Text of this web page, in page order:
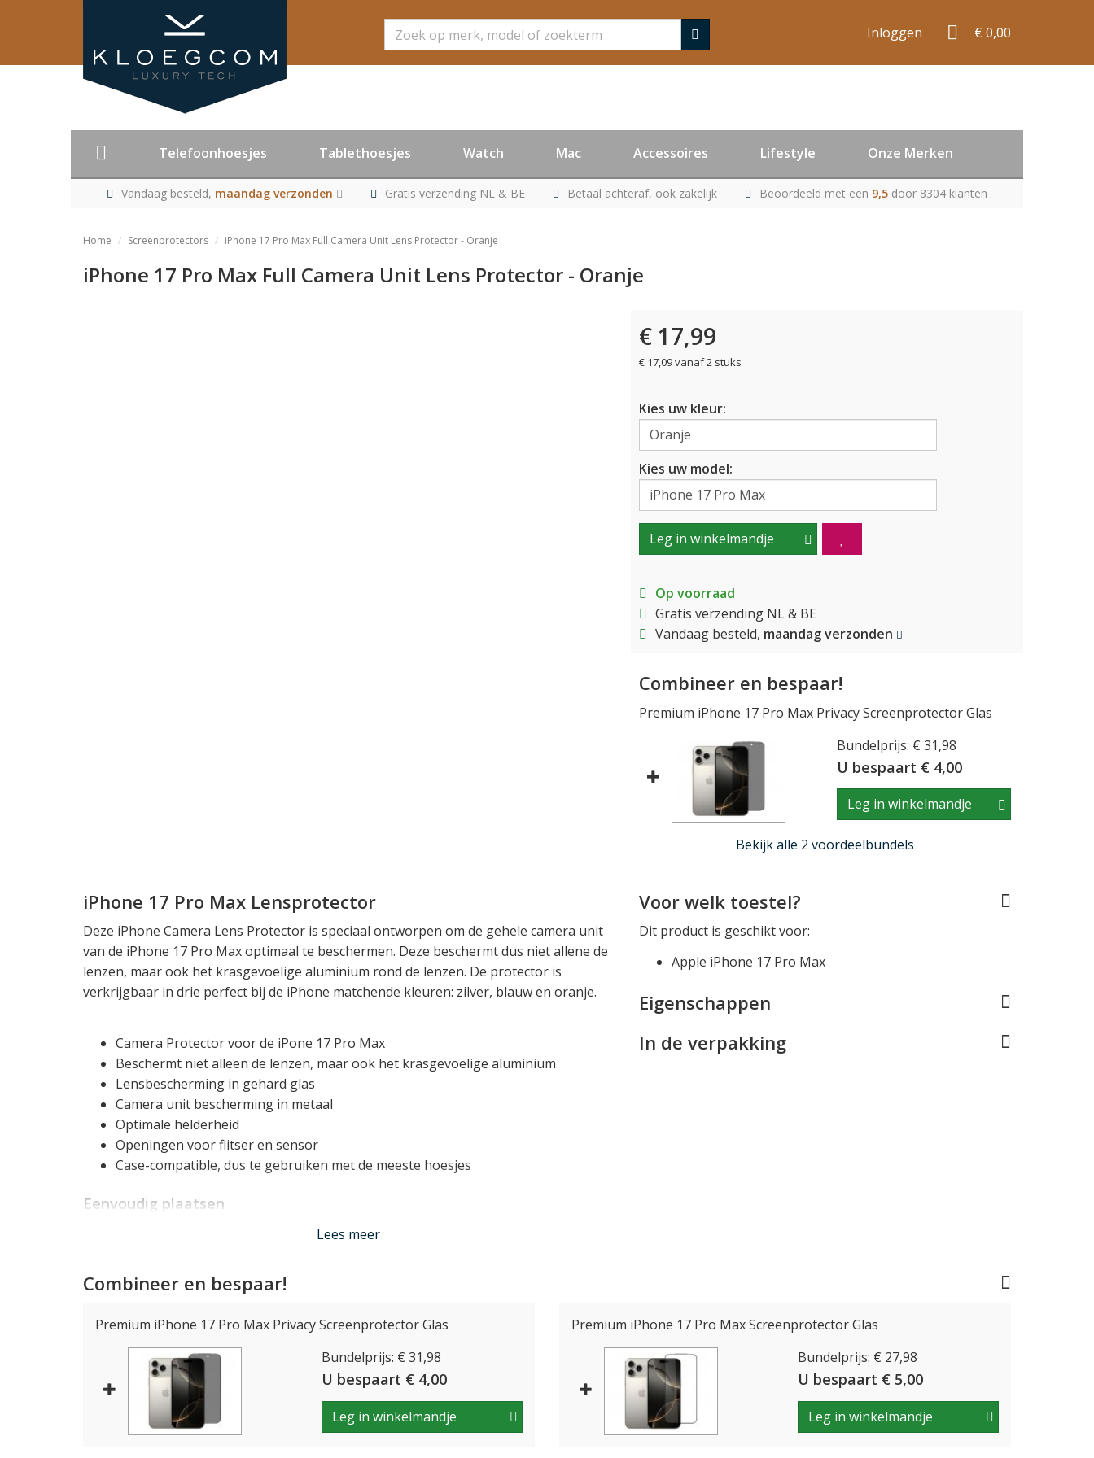
Zoeken Inloggen € 0,00
Telefoonhoesjes Tablethoesjes Watch Mac Accessoires Lifestyle Onze Merken
Vandaag besteld, maandag verzonden Gratis verzending NL & BE Betaal achteraf, ook zakelijk Beoordeeld met een 9,5 door 8304 klanten
Home Screenprotectors iPhone 17 Pro Max Full Camera Unit Lens Protector - Oranje
iPhone 17 Pro Max Full Camera Unit Lens Protector - Oranje
€ 17,99
€ 17,09 vanaf 2 stuks
Kies uw kleur:
Kies uw model:
Leg in winkelmandje
Op voorraad
Gratis verzending NL & BE
Vandaag besteld, maandag verzonden
Combineer en bespaar!
Premium iPhone 17 Pro Max Privacy Screenprotector Glas
Bundelprijs: € 31,98
U bespaart € 4,00
Leg in winkelmandje
Bekijk alle 2 voordeelbundels
iPhone 17 Pro Max Lensprotector
Deze iPhone Camera Lens Protector is speciaal ontworpen om de gehele camera unit
van de iPhone 17 Pro Max optimaal te beschermen. Deze beschermt dus niet allene de
lenzen, maar ook het krasgevoelige aluminium rond de lenzen. De protector is
verkrijgbaar in drie perfect bij de iPhone matchende kleuren: zilver, blauw en oranje.
Camera Protector voor de iPone 17 Pro Max
Beschermt niet alleen de lenzen, maar ook het krasgevoelige aluminium
Lensbescherming in gehard glas
Camera unit bescherming in metaal
Optimale helderheid
Openingen voor flitser en sensor
Case-compatible, dus te gebruiken met de meeste hoesjes
Eenvoudig plaatsen
De individuele protectors zijn zeer precies op maat gemaakt en schuift u daarom
De iPhone 17 Pro Max lens protectors zijn gemaakt van gehard glas, en zijn daardoor
zeer krasbestendig. De aluminium rand zorgt bovendien voor een extra laag
bescherming.
Geen invloed op foto's
Lees meer
Voor welk toestel?
Dit product is geschikt voor:
Apple iPhone 17 Pro Max
Eigenschappen
In de verpakking
Combineer en bespaar!
Premium iPhone 17 Pro Max Privacy Screenprotector Glas
Bundelprijs: € 31,98
U bespaart € 4,00
Leg in winkelmandje
Premium iPhone 17 Pro Max Screenprotector Glas
Bundelprijs: € 27,98
U bespaart € 5,00
Leg in winkelmandje